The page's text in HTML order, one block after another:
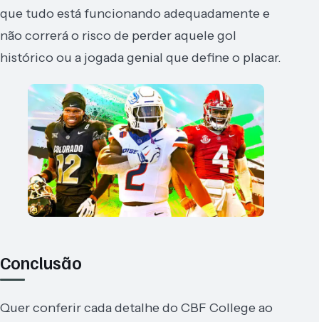
que tudo está funcionando adequadamente e
não correrá o risco de perder aquele gol
histórico ou a jogada genial que define o placar.
Conclusão
Quer conferir cada detalhe do CBF College ao